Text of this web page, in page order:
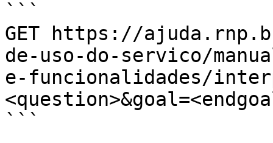
```
GET https://
de-uso-do-servico/
e-funcionalidades/
```